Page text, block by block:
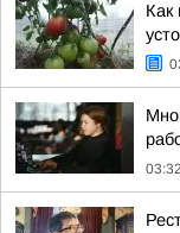
Как
03:32